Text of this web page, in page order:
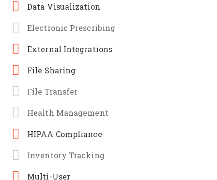
Data Visualization
Electronic Prescribing
External Integrations
File Sharing
File Transfer
Health Management
HIPAA Compliance
Inventory Tracking
Multi-User